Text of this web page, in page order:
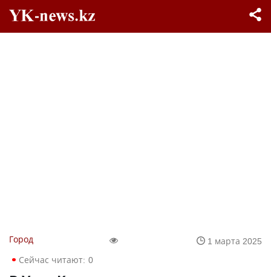
Город
1 марта 2025
Сейчас читают: 0